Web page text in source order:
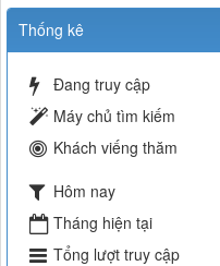
Thống kê
Đang truy cập
Máy chủ tìm kiếm
Khách viếng thăm
Hôm nay
Tháng hiện tại
Tổng lượt truy cập